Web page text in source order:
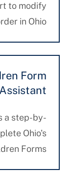
to modify
order in Ohio.
Form
Assistant
a step-by-
Ohio's
Forms.